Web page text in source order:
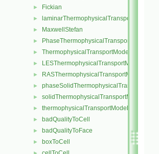
► Fickian
► laminarThermophysicalTransportModel
► MaxwellStefan
► PhaseThermophysicalTransportModel
► ThermophysicalTransportModel
► LESThermophysicalTransportModel
► RASThermophysicalTransportModel
► phaseSolidThermophysicalTransportModel
► solidThermophysicalTransportModel
► thermophysicalTransportModel
► badQualityToCell
► badQualityToFace
► boxToCell